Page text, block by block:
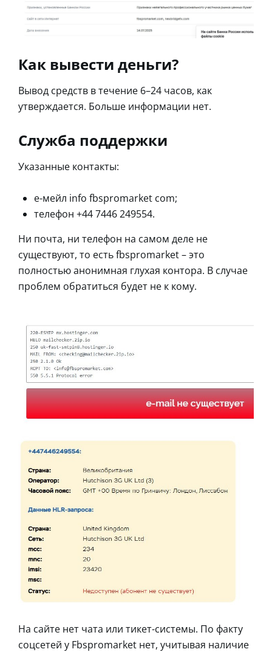
Как вывести деньги?
Вывод средств в течение 6–24 часов, как
утверждается. Больше информации нет.
Служба поддержки
Указанные контакты:
е-мейл info fbspromarket com;
телефон +44 7446 249554.
Ни почта, ни телефон на самом деле не
существуют, то есть fbspromarket – это
полностью анонимная глухая контора. В случае
проблем обратиться будет не к кому.
На сайте нет чата или тикет-системы. По факту
соцсетей у Fbspromarket нет, учитывая наличие